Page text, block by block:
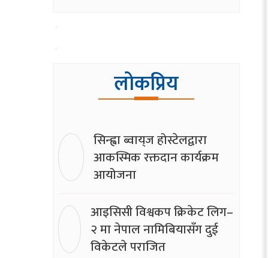
लोकप्रिय
सिन्ह्वा ब्वाय्‌ज होस्टेलद्वारा
आकस्मिक रक्तदान कार्यक्रम
आयोजना
आइसिसी विश्वकप क्रिकेट लिग–
२ मा नेपाल नामिबियासँग दुई
विकेटले पराजित